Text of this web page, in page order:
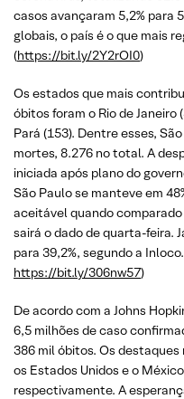
casos avançaram 5,2% para
globais, o país é o que mais
(https://bit.ly/2Y2rOI0)
Os estados que mais
óbitos foram o Rio de Janeiro
Pará (153). Dentre esses,
mortes, 8.276 no total. A
iniciada após plano do
São Paulo se manteve em
aceitável quando
sairá o dado de quarta-feira.
para 39,2%, segundo a
https://bit.ly/306nw57)
De acordo com a Johns
6,5 milhões de caso
386 mil óbitos. Os
os Estados Unidos e o
respectivamente. A